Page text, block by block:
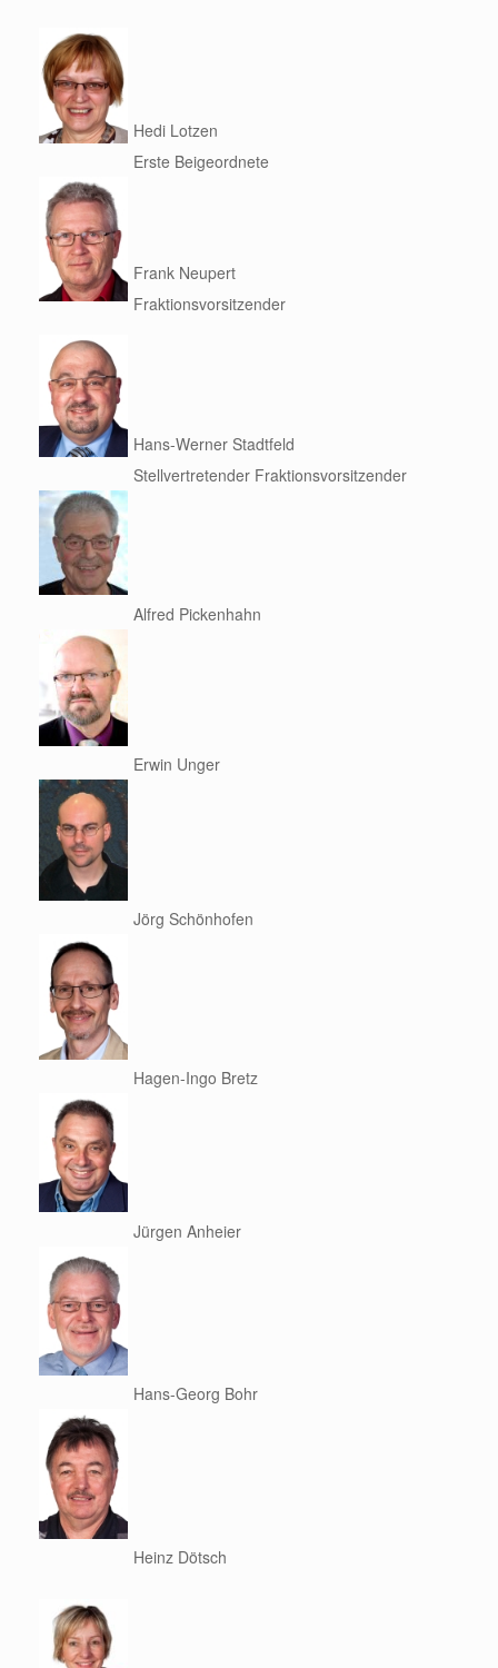
Hedi Lotzen
Erste Beigeordnete
Frank Neupert
Fraktionsvorsitzender
Hans-Werner Stadtfeld
Stellvertretender Fraktionsvorsitzender
Alfred Pickenhahn
Erwin Unger
Jörg Schönhofen
Hagen-Ingo Bretz
Jürgen Anheier
Hans-Georg Bohr
Heinz Dötsch